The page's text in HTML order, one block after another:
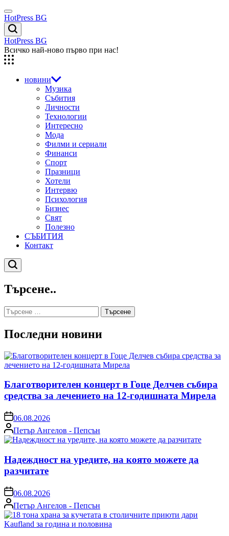
Skip
to
content
Menu
HotPress BG
Търсене
HotPress BG
Всичко най-ново първо при нас!
новини
Музика
Събития
Личности
Технологии
Интересно
Мода
Филми и сериали
Финанси
Спорт
Празници
Хотели
Интервю
Психология
Бизнес
Свят
Полезно
СЪБИТИЯ
Контакт
Търсене
Търсене..
Търсене
за:
Последни новини
Благотворителен концерт в Гоце Делчев събира
средства за лечението на 12-годишната Мирела
on06.08.2026
Posted
by
Петър Ангелов - Пепсън
Надеждност на уредите, на която можете да
разчитате
on06.08.2026
Posted
by
Петър Ангелов - Пепсън